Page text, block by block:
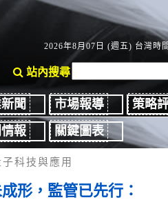
2026年8月07日 (週五) 台灣時
站內搜尋
聞 市場報導
策略
報
關鍵圖表
子科技與應用
形，監管已先行：